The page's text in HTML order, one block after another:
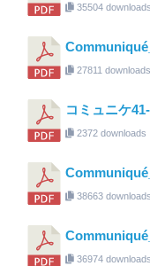
35504
27811
コミュニケ
2372 downloads
38663
36974